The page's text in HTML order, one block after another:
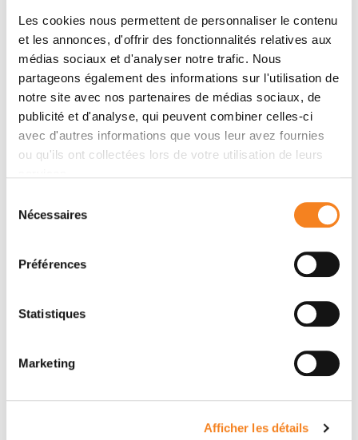
Les cookies nous permettent de personnaliser le contenu
et les annonces, d'offrir des fonctionnalités relatives aux
médias sociaux et d'analyser notre trafic. Nous
partageons également des informations sur l'utilisation de
notre site avec nos partenaires de médias sociaux, de
publicité et d'analyse, qui peuvent combiner celles-ci
avec d'autres informations que vous leur avez fournies
ou qu'ils ont collectées lors de votre utilisation de leurs
Nécessaires
Préférences
Statistiques
Marketing
Afficher les détails
Contacter EDITH BORCOMAN
Contactez-moi par téléphone ou en renseignant le
Téléphone
Nom*